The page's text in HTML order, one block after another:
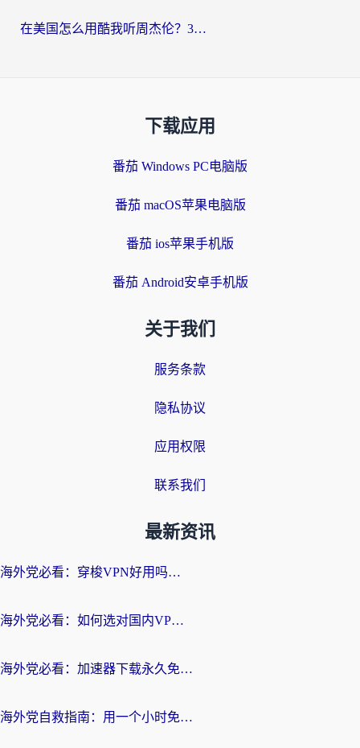
在美国怎么用酷我听周杰伦？3步搞定海外听歌难题
下载应用
番茄 Windows PC电脑版
番茄 macOS苹果电脑版
番茄 ios苹果手机版
番茄 Android安卓手机版
关于我们
服务条款
隐私协议
应用权限
联系我们
最新资讯
海外党必看：穿梭VPN好用吗？和云帆VPN对比哪个回国效果更好？附真实测评+避坑指南
海外党必看：如何选对国内VPN，实现无缝访问国内资源？
海外党必看：加速器下载永久免费版真的存在吗？教你无缝访问国内资源的正确姿势
海外党自救指南：用一个小时免费加速器，轻松打破国内资源访问壁垒？